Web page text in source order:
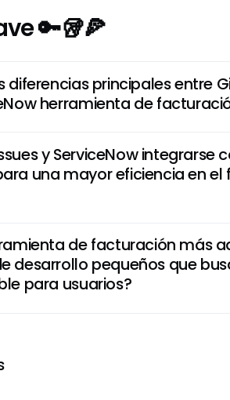
🔑🥡🍕
diferencias principales entre
herramienta de
en desarrolladores, integrado
por el contrario, ofrece
allá del rastrear de asuntos,
y ServiceNow integrarse
una mayor eficiencia en el
Github Issues se integra bien
y Jira, lo que mejora la
con sistemas de empresa para el
de facturación más
desarrollo pequeños que
para usuarios?
de código. ServiceNow, con su
es más adecuada para